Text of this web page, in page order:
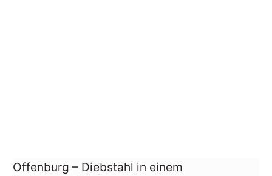
Offenburg – Diebstahl in einem